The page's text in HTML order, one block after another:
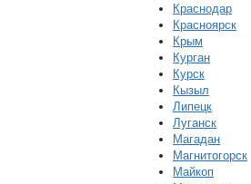
Краснодар
Красноярск
Крым
Курган
Курск
Кызыл
Липецк
Луганск
Магадан
Магнитогорск
Майкоп